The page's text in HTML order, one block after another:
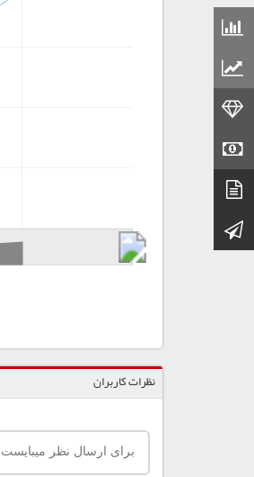
کانال تلگرام
نظرات کاربران